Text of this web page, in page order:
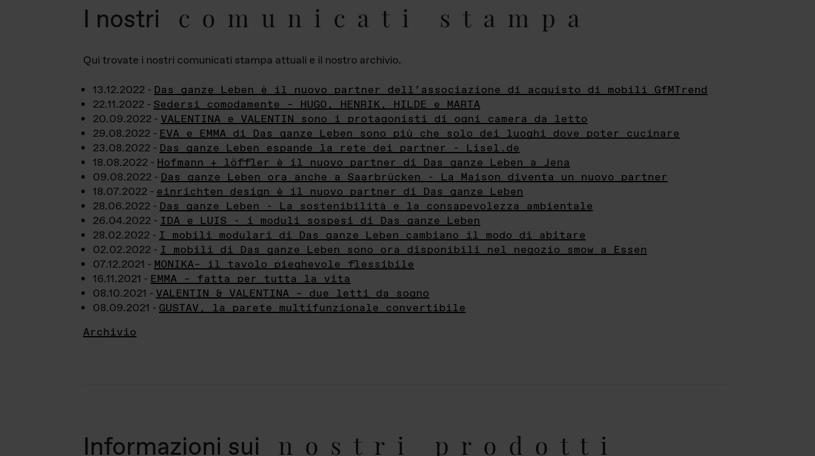
I nostri comunicati stampa
Qui trovate i nostri comunicati stampa attuali e il nostro archivio.
13.12.2022 - Das ganze Leben è il nuovo partner dell’associazione di acquisto di mobili GfMTrend
22.11.2022 - Sedersi comodamente – HUGO, HENRIK, HILDE e MARTA
20.09.2022 - VALENTINA e VALENTIN sono i protagonisti di ogni camera da letto
29.08.2022 - EVA e EMMA di Das ganze Leben sono più che solo dei luoghi dove poter cucinare
23.08.2022 - Das ganze Leben espande la rete dei partner - Lisel.de
18.08.2022 - Hofmann + löffler è il nuovo partner di Das ganze Leben a Jena
09.08.2022 - Das ganze Leben ora anche a Saarbrücken - La Maison diventa un nuovo partner
18.07.2022 - einrichten design è il nuovo partner di Das ganze Leben
28.06.2022 - Das ganze Leben - La sostenibilità e la consapevolezza ambientale
26.04.2022 - IDA e LUIS - i moduli sospesi di Das ganze Leben
28.02.2022 - I mobili modulari di Das ganze Leben cambiano il modo di abitare
02.02.2022 - I mobili di Das ganze Leben sono ora disponibili nel negozio smow a Essen
07.12.2021 - MONIKA– il tavolo pieghevole flessibile
16.11.2021 - EMMA – fatta per tutta la vita
08.10.2021 - VALENTIN & VALENTINA – due letti da sogno
08.09.2021 - GUSTAV, la parete multifunzionale convertibile
Archivio
Informazioni sui nostri prodotti